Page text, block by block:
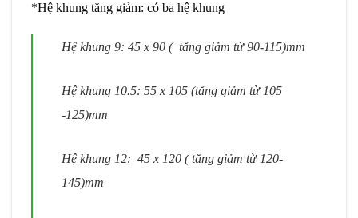
*Hệ khung tăng giảm: có ba hệ khung
Hệ khung 9: 45 x 90 ( tăng giảm từ 90-115)mm
Hệ khung 10.5: 55 x 105 (tăng giảm từ 105
-125)mm
Hệ khung 12: 45 x 120 ( tăng giảm từ 120-
145)mm